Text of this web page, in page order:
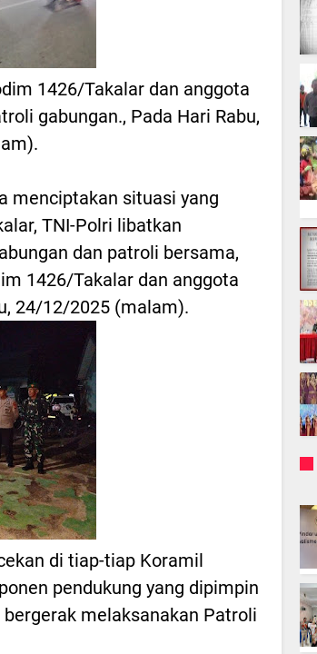
1426/Takalar dan anggota
gabungan., Pada Hari Rabu,
menciptakan situasi yang
TNI-Polri libatkan
dan patroli bersama,
1426/Takalar dan anggota
24/12/2025 (malam).
di tiap-tiap Koramil
pendukung yang dipimpin
melaksanakan Patroli